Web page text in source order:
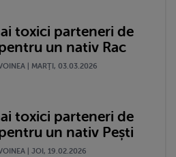
toxici parteneri de
un nativ Rac
| MARŢI, 03.03.2026
toxici parteneri de
un nativ Pești
| JOI, 19.02.2026